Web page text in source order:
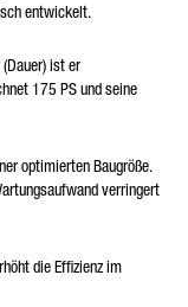
entwickelt.
ist er
175 PS und seine
optimierten Baugröße.
verringert
die Effizienz im